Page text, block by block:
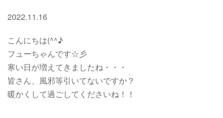
2022.11.16
こんにちは(^^♪
フューちゃんです☆彡
寒い日が増えてきましたね・・・
皆さん、風邪等引いてないですか？
暖かくして過ごしてくださいね！！